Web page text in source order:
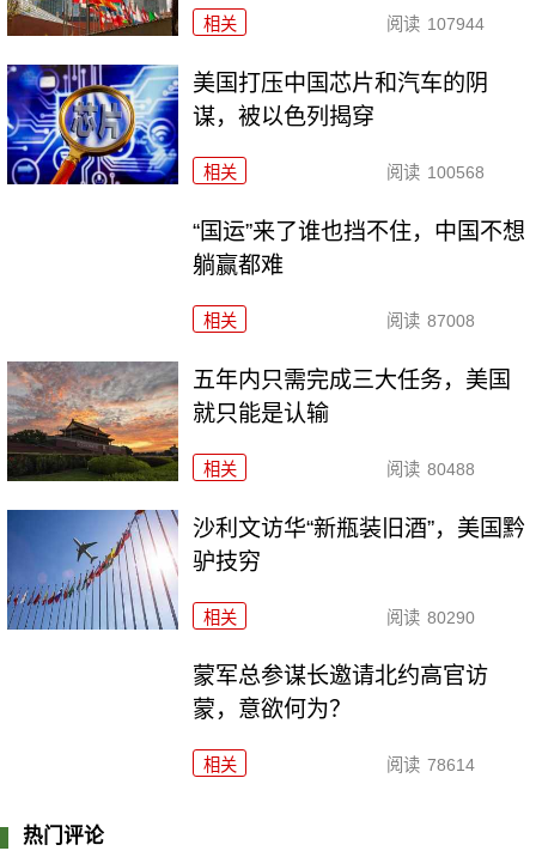
相关 阅读 107944
美国打压中国芯片和汽车的阴
谋，被以色列揭穿
相关 阅读 100568
“国运”来了谁也挡不住，中国不想
躺赢都难
相关 阅读 87008
五年内只需完成三大任务，美国
就只能是认输
相关 阅读 80488
沙利文访华“新瓶装旧酒”，美国黔
驴技穷
相关 阅读 80290
​蒙军总参谋长邀请北约高官访
蒙，意欲何为？
相关 阅读 78614
热门评论